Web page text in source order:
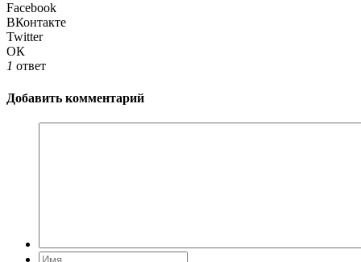
Facebook
ВКонтакте
Twitter
ОК
1 ответ
Добавить комментарий